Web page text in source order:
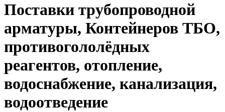
Поставки трубопроводной
арматуры, Контейнеров ТБО,
противогололёдных
реагентов, отопление,
водоснабжение, канализация,
водоотведение